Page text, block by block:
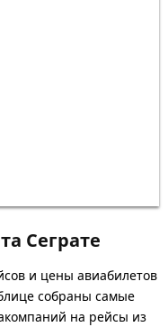
Сеграте
и цены авиабилетов
собраны самые
на рейсы из